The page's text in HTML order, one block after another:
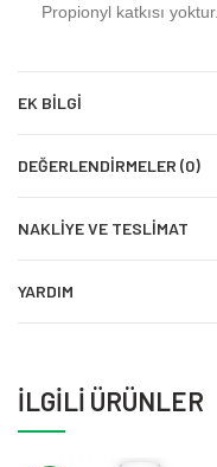
Propionyl katkısı yoktur.
EK BILGI
DEĞERLENDIRMELER (0)
NAKLIYE VE TESLIMAT
YARDIM
İLGILI ÜRÜNLER